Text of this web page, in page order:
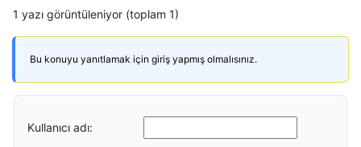
1 yazı görüntüleniyor (toplam 1)
Bu konuyu yanıtlamak için giriş yapmış olmalısınız.
Kullanıcı adı: